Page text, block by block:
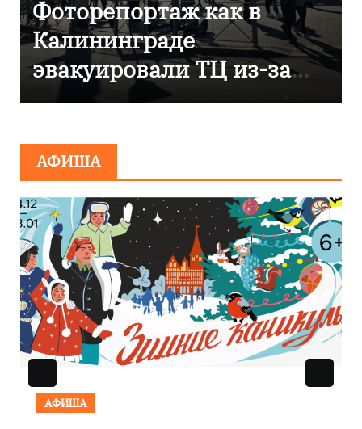
В Калининграде
отметили 80-летие
компании «Россети
Янтарь»
АФИША
АФИША